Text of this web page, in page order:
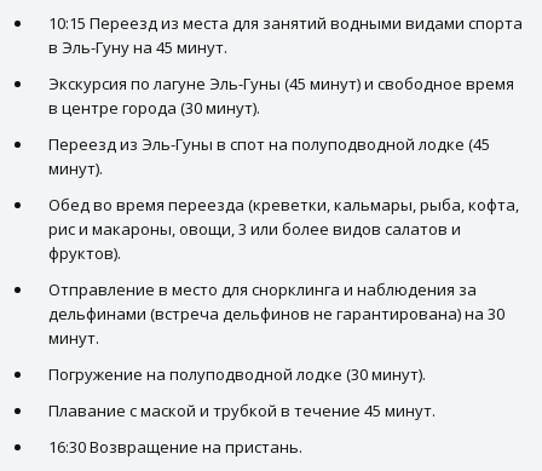
10:15 Переезд из места для занятий водными видами спорта
в Эль-Гуну на 45 минут.
Экскурсия по лагуне Эль-Гуны (45 минут) и свободное время
в центре города (30 минут).
Переезд из Эль-Гуны в спот на полуподводной лодке (45
минут).
Обед во время переезда (креветки, кальмары, рыба, кофта,
рис и макароны, овощи, 3 или более видов салатов и
фруктов).
Отправление в место для снорклинга и наблюдения за
дельфинами (встреча дельфинов не гарантирована) на 30
минут.
Погружение на полуподводной лодке (30 минут).
Плавание с маской и трубкой в течение 45 минут.
16:30 Возвращение на пристань.